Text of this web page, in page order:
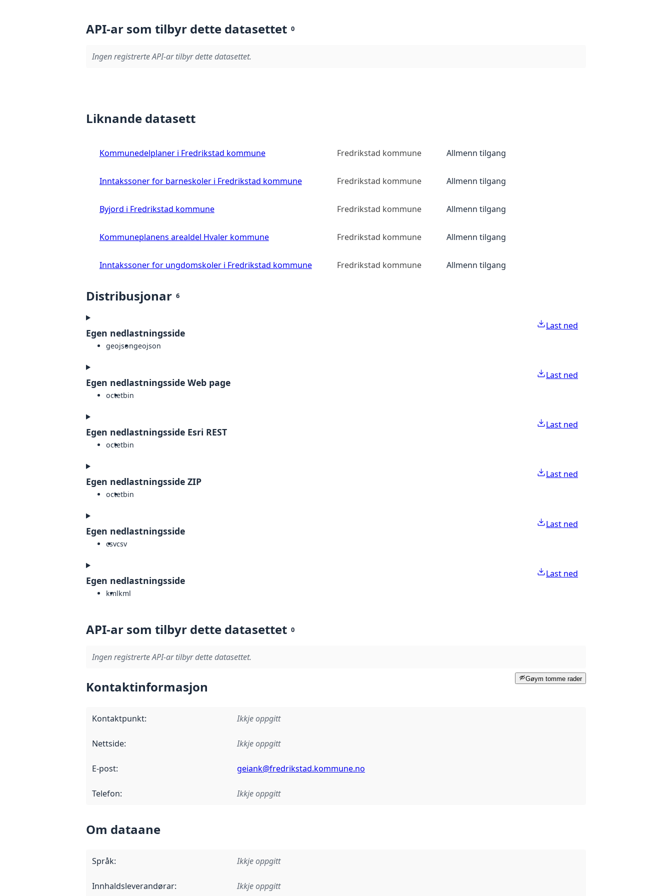
API-ar som tilbyr dette datasettet 0
Ingen registrerte API-ar tilbyr dette datasettet.
Liknande datasett
Kommunedelplaner i Fredrikstad kommune Fredrikstad kommune Allmenn tilgang
Inntakssoner for barneskoler i Fredrikstad kommune Fredrikstad kommune Allmenn tilgang
Byjord i Fredrikstad kommune Fredrikstad kommune Allmenn tilgang
Kommuneplanens arealdel Hvaler kommune Fredrikstad kommune Allmenn tilgang
Inntakssoner for ungdomskoler i Fredrikstad kommune Fredrikstad kommune Allmenn tilgang
Distribusjonar 6
Egen nedlastningsside
geojsongeojson
Last ned
Egen nedlastningsside Web page
octetbin
Last ned
Egen nedlastningsside Esri REST
octetbin
Last ned
Egen nedlastningsside ZIP
octetbin
Last ned
Egen nedlastningsside
csvcsv
Last ned
Egen nedlastningsside
kmlkml
Last ned
API-ar som tilbyr dette datasettet 0
Ingen registrerte API-ar tilbyr dette datasettet.
Gøym tomme rader
Kontaktinformasjon
Kontaktpunkt: Ikkje oppgitt
Nettside: Ikkje oppgitt
E-post: geiank@fredrikstad.kommune.no
Telefon: Ikkje oppgitt
Om dataane
Språk: Ikkje oppgitt
Innhaldsleverandørar: Ikkje oppgitt